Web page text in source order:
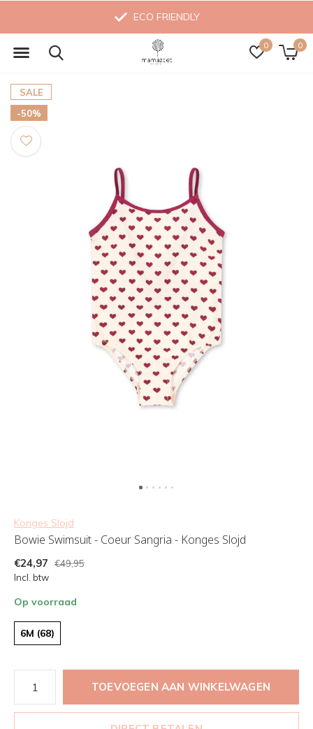
0 0
ECO FRIENDLY
SALE
-50%
Konges Slojd
Bowie Swimsuit - Coeur Sangria - Konges Slojd
€24,97
€49,95
Incl. btw
Op voorraad
6M (68)
TOEVOEGEN AAN WINKELWAGEN